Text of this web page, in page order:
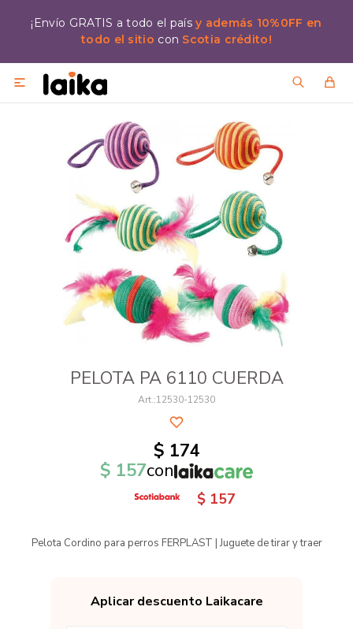
¡Envío GRATIS a todo el paísy además 10%0FF en
todo el sitio con Scotia crédito!

PELOTA PA 6110 CUERDA
12530-12530
$ 174
$ 157con
$ 157
Pelota Cordino para perros FERPLAST | Juguete de tirar y traer
Aplicar descuento Laikacare